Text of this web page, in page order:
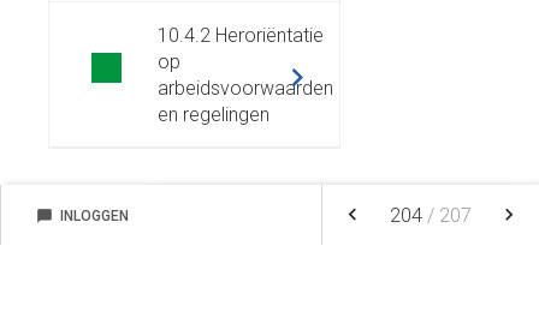
10.4.2 Heroriëntatie
op
arbeidsvoorwaarden
en regelingen
FAVORIETEN
chat_bubble INLOGGEN keyboard_arrow_left 204 / 207 keyboard_arrow_right